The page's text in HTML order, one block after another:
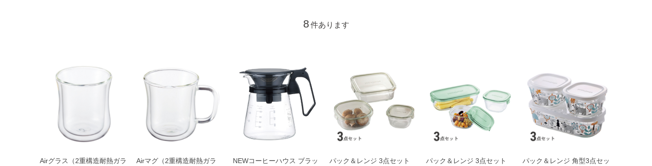
8 件あります
Airグラス（2重構造耐熱ガラ
Airマグ（2重構造耐熱ガラ
NEWコーヒーハウス ブラッ
パック＆レンジ 3点セット
パック＆レンジ 3点セット
パック＆レンジ 角型3点セッ